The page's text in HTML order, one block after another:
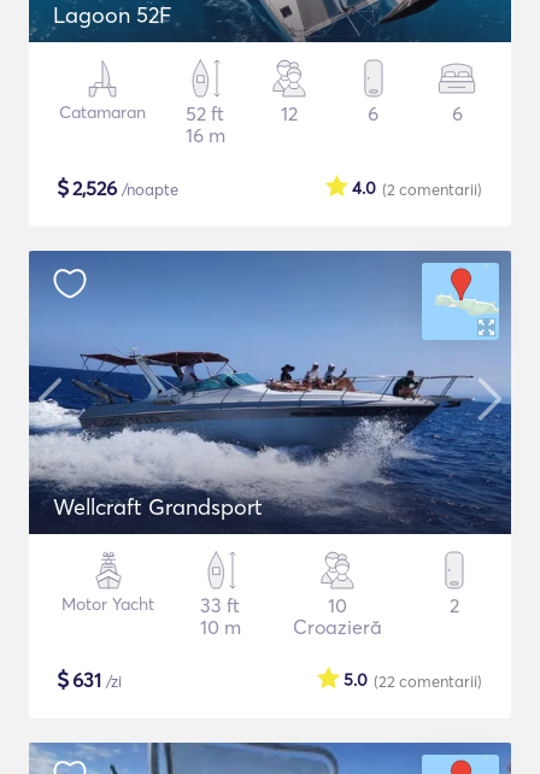
Lagoon 52F
Catamaran
52 ft
16 m
12 6 6
$2,526 /noapte (2 comentarii)
4.0
Wellcraft Grandsport
Motor Yacht
33 ft
10 m
10
Croazieră
2
$631 /zi (22 comentarii)
5.0